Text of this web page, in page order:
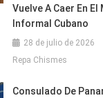
Vuelve A Caer En
Informal Cubano
28 de julio de 2026
Repa Chismes
Consulado De